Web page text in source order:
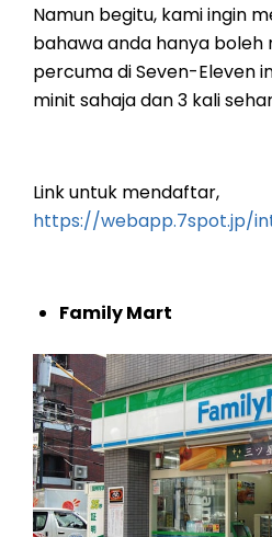
Namun begitu, kami ingin
bahawa anda hanya boleh
percuma di Seven-Eleven
minit sahaja dan 3 kali
Link untuk mendaftar,
https://webapp.7spot.jp/
Family Mart